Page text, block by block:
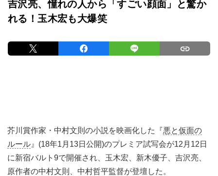
吉沢亮、憧れの人から「すごい顔面」と驚か
れる！玉木宏も大爆笑
芥川賞作家・中村文則の小説を映画化した『悪と仮面の
ルール 』(18年1月13日公開)のプレミア試写会が12月12日
に新宿バルト9で開催され、玉木宏、新木優子、吉沢亮、
原作者の中村文則、中村哲平監督が登壇した。